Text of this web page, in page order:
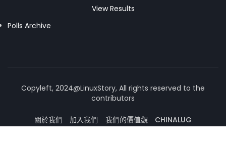
View Results
Polls Archive
Copyleft, 2024@LinuxStory, All rights reserved to the
contributors
關於我們 加入我們 我們的價值觀
CHINALUG